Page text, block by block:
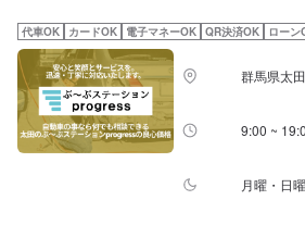
代車OK カードOK 電子マネーOK QR決済OK ローン
群馬県太
9:00 ~
月曜・日